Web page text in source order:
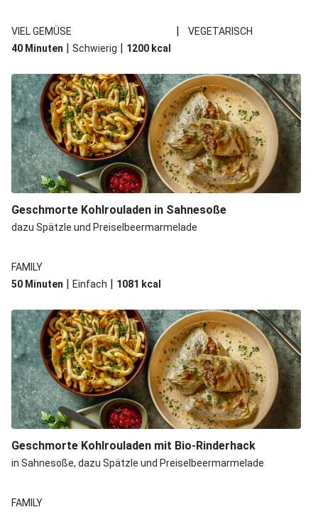
Marokkanischer Kichererbsen-Eintopf mit extra Bio-
Feta
Marokkanischer Kichererbsen-Gemüseeintopf
VIEL GEMÜSE |
VEGETARISCH
40 Minuten | Schwierig | 1200 kcal
Geschmorte Kohlrouladen in Sahnesoße
dazu Spätzle und Preiselbeermarmelade
FAMILY
50 Minuten | Einfach | 1081 kcal
Geschmorte Kohlrouladen mit Bio-Rinderhack
in Sahnesoße, dazu Spätzle und Preiselbeermarmelade
FAMILY